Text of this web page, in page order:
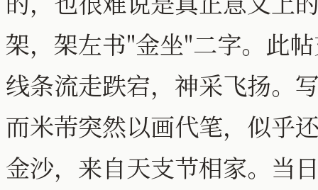
架，架左书"金坐"二字。此
线条流走跌宕，神采飞扬。
而米芾突然以画代笔，似乎
金沙，来自天支节相家。当